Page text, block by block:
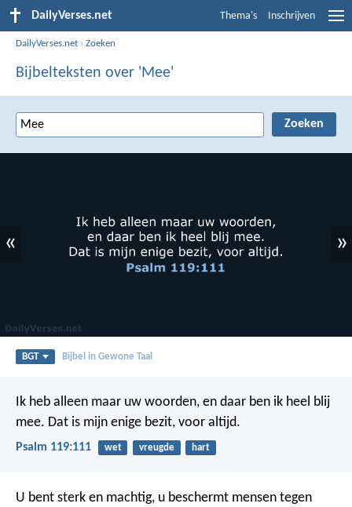
DailyVerses.net Thema's Inschrijven
DailyVerses.net ›Zoeken
Bijbelteksten over 'Mee'
« »
BGT Bijbel in Gewone Taal
Ik heb alleen maar uw woorden, en daar ben ik heel blij
mee. Dat is mijn enige bezit, voor altijd.
Psalm 119:111 wet vreugde hart
U bent sterk en machtig, u beschermt mensen tegen